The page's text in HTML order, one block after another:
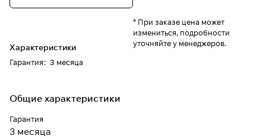
Характеристики
Гарантия: 3 месяца
* При заказе цена может
измениться, подробности
уточняйте у менеджеров.
Общие характеристики
Гарантия
3 месяца